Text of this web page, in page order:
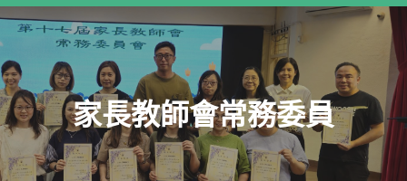
家長教師會常務委員